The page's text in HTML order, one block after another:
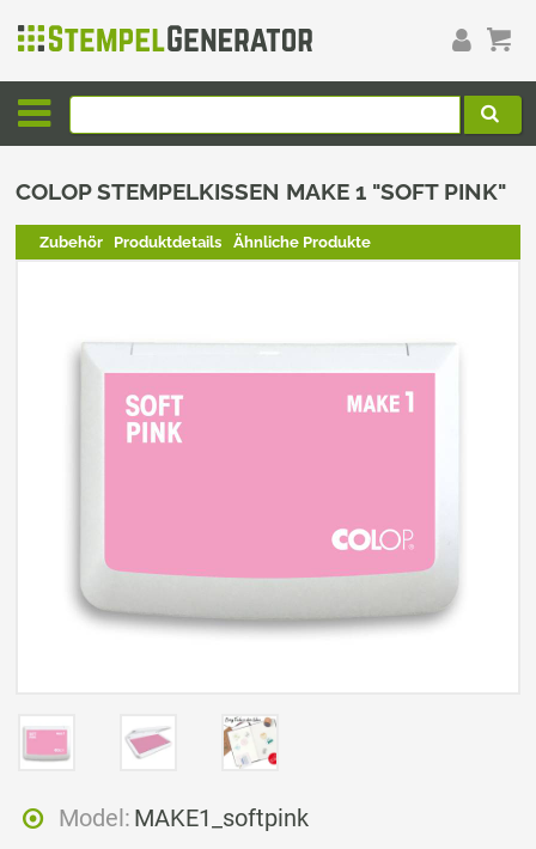
COLOP STEMPELKISSEN MAKE 1 "SOFT PINK"
Zubehör Produktdetails Ähnliche Produkte
Model: MAKE1_softpink